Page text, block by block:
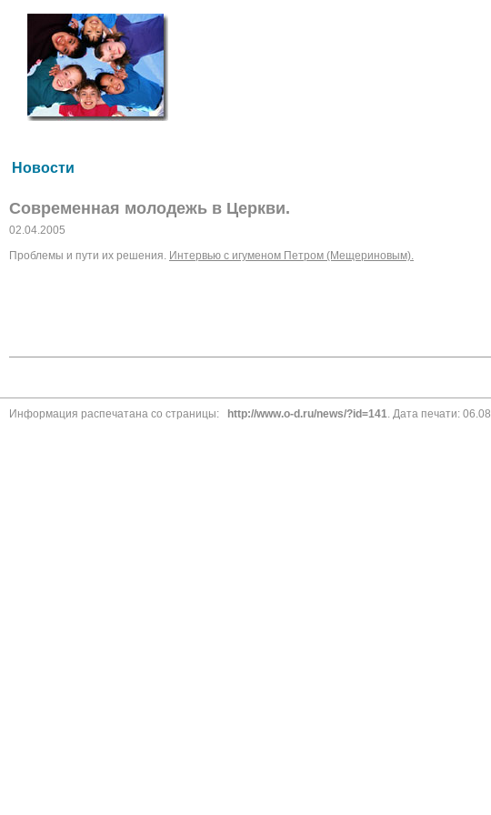
Новости
Современная молодежь в Церкви.
02.04.2005
Проблемы и пути их решения. Интервью с игуменом Петром (Мещериновым).
Информация распечатана со страницы: http://www.o-d.ru/news/?id=141. Дата печати: